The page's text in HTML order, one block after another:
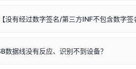
成了32位和64位驱动，自动安装程序在运
✔ 可以使用了
：代表与您当
没有经过数字签名/第三方INF不包含数字
示。
数据线没有反应、识别不到设备？